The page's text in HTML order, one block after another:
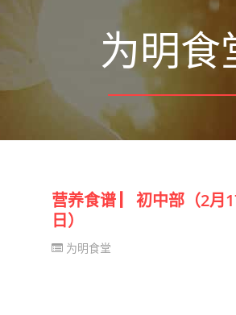
为明食
营养食谱 ▏初中部（2月
日）
为明食堂